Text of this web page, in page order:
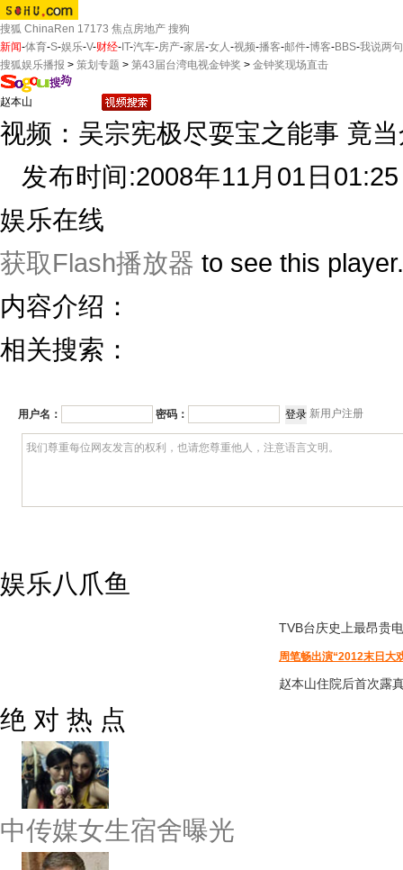
搜狐 ChinaRen 17173 焦点房地产 搜狗
新闻-体育-S-娱乐-V-财经- IT-汽车-房产-家居-女人-视频-播客-邮件-博客-BBS-我说两句
搜狐娱乐播报 > 策划专题 > 第43届台湾电视金钟奖 > 金钟奖现场直击
视频：吴宗宪极尽耍宝之能事 竟当
发布时间:2008年11月01日
娱乐在线
获取Flash播放器 to see this player.
内容介绍：
相关搜索：
用户名： 密码： 新用户注册
娱乐八爪鱼
TVB台庆史上最昂贵
周笔畅出演“2012末日大
赵本山住院后首次露
绝 对 热 点
中传媒女生宿舍曝光